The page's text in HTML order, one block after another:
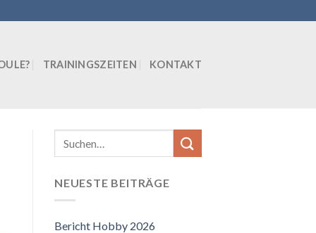
TRAININGSZEITEN KONTAKT
NEUESTE BEITRÄGE
Bericht Hobby 2026